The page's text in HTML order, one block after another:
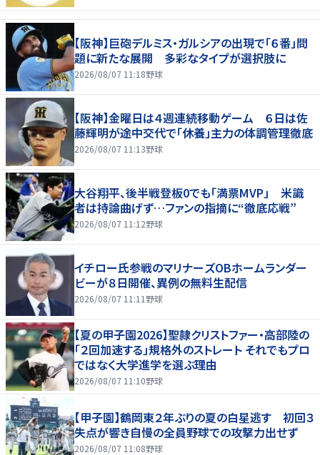
【阪神】巨砲デルミス・ガルシアの出現で「６番」問
題に新たな展開 多彩なタイプが選択肢に
2026/08/07 11:18野球
【阪神】金曜日は４週連続移動ゲーム ６日は佐
藤輝明が途中交代で「休養」主力の体調管理徹底
2026/08/07 11:13野球
大谷翔平、後半戦登板0でも「満票MVP」 米識
者は持論曲げず…ファンの指摘に“徹底応戦”
2026/08/07 11:12野球
イチロー氏参戦のマリナーズOBホームランダー
ビーが８日開催、異例の無料生配信
2026/08/07 11:11 野球
【夏の甲子園2026】聖隷クリストファー・高部陸の
「２回加速する」規格外のストレート それでもプロ
ではなく大学進学を選ぶ理由
2026/08/07 11:10野球
【甲子園】鶴岡東２年ぶりの夏の白星逃す 初回３
失点が響き自慢の全員野球での攻撃力出せず
2026/08/07 11:08野球